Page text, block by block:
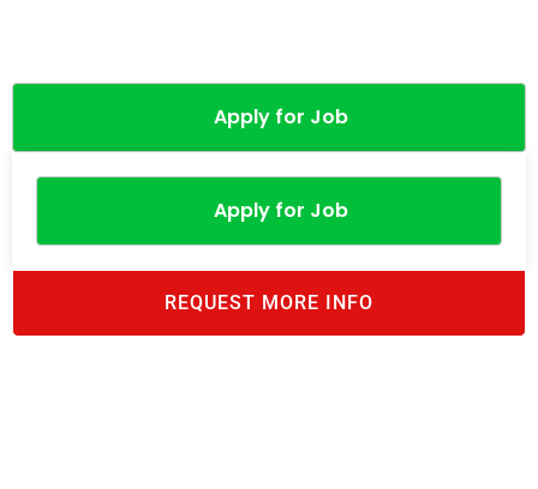
Apply for Job
Apply for Job
REQUEST MORE INFO